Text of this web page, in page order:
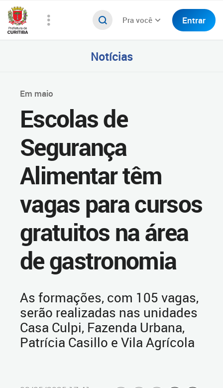
Pra você Entrar
Notícias
Em maio
Escolas de
Segurança
Alimentar têm
vagas para cursos
gratuitos na área
de gastronomia
As formações, com 105 vagas,
serão realizadas nas unidades
Casa Culpi, Fazenda Urbana,
Patrícia Casillo e Vila Agrícola